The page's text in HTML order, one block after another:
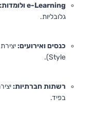
e-Learning ולומדות:
גלובליות.
כנסים ואירועים:
Style).
רשתות חברתיות:
בפיד.